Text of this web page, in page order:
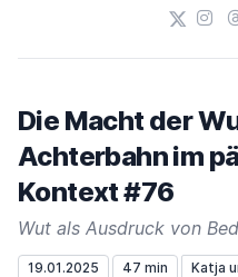
X
Die Macht der
Achterbahn im
Kontext #76
19.01.2025 47 min Katja